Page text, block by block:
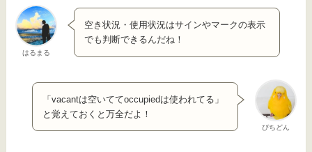
はるまる
空き状況・使用状況はサインやマークの表示
でも判断できるんだね！
ぴちどん
「vacantは空いててoccupiedは使われてる」
と覚えておくと万全だよ！